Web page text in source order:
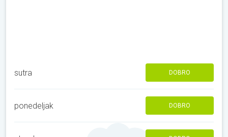
sutra DOBRO
ponedeljak DOBRO